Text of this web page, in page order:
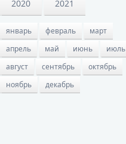
2020 2021
январь февраль
март
апрель
май июнь
июль
август
сентябрь
октябрь
ноябрь
декабрь